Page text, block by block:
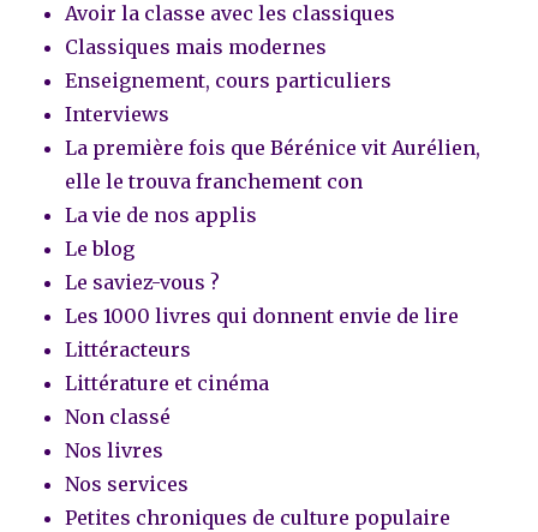
Avoir la classe avec les classiques
Classiques mais modernes
Enseignement, cours particuliers
Interviews
La première fois que Bérénice vit Aurélien,
elle le trouva franchement con
La vie de nos applis
Le blog
Le saviez-vous ?
Les 1000 livres qui donnent envie de lire
Littéracteurs
Littérature et cinéma
Non classé
Nos livres
Nos services
Petites chroniques de culture populaire